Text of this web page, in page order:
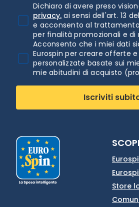
Dichiaro di avere preso
privacy. ai sensi dell'art. 13
e acconsento al
per finalità promozionali e di
Acconsento che i miei dati
Eurospin per creare offerte
personalizzate basate sui
mie abitudini di acquisto
Iscriviti
Store